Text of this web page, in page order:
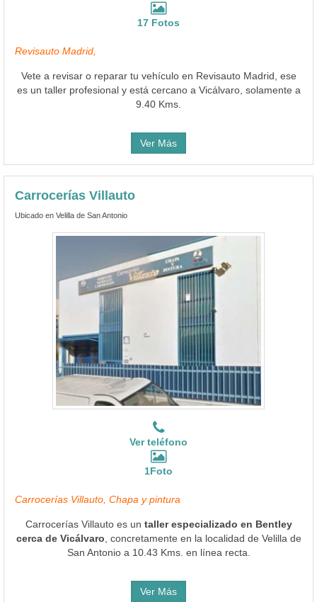
17 Fotos
Revisauto Madrid,
Vete a revisar o reparar tu vehículo en Revisauto Madrid, ese
es un taller profesional y está cercano a Vicálvaro, solamente a
9.40 Kms.
Ver Más
Carrocerías Villauto
Ubicado en Velilla de San Antonio
Ver teléfono
1Foto
Carrocerías Villauto, Chapa y pintura
Carrocerías Villauto es un taller especializado en Bentley
cerca de Vicálvaro , concretamente en la localidad de Velilla de
San Antonio a 10.43 Kms. en línea recta.
Ver Más